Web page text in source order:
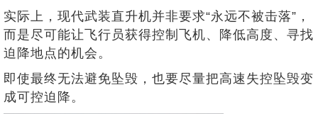
实际上，现代武装直升机并非要求“永远不被击落”，
而是尽可能让飞行员获得控制飞机、降低高度、寻找
迫降地点的机会。
即使最终无法避免坠毁，也要尽量把高速失控坠毁变
成可控迫降。